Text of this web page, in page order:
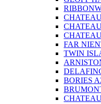
FAR
TWIN
BORIES